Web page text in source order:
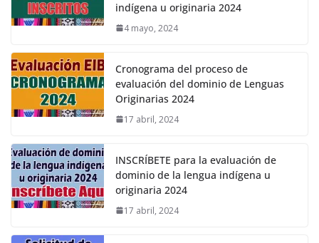
indígena u originaria 2024
4 mayo, 2024
Cronograma del proceso de
evaluación del dominio de Lenguas
Originarias 2024
17 abril, 2024
INSCRÍBETE para la evaluación de
dominio de la lengua indígena u
originaria 2024
17 abril, 2024